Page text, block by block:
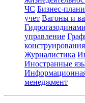
ЧС Бизнес-
учет Вагоны и
управление
конструирования
Журналистика
Иностранные
менеджмент